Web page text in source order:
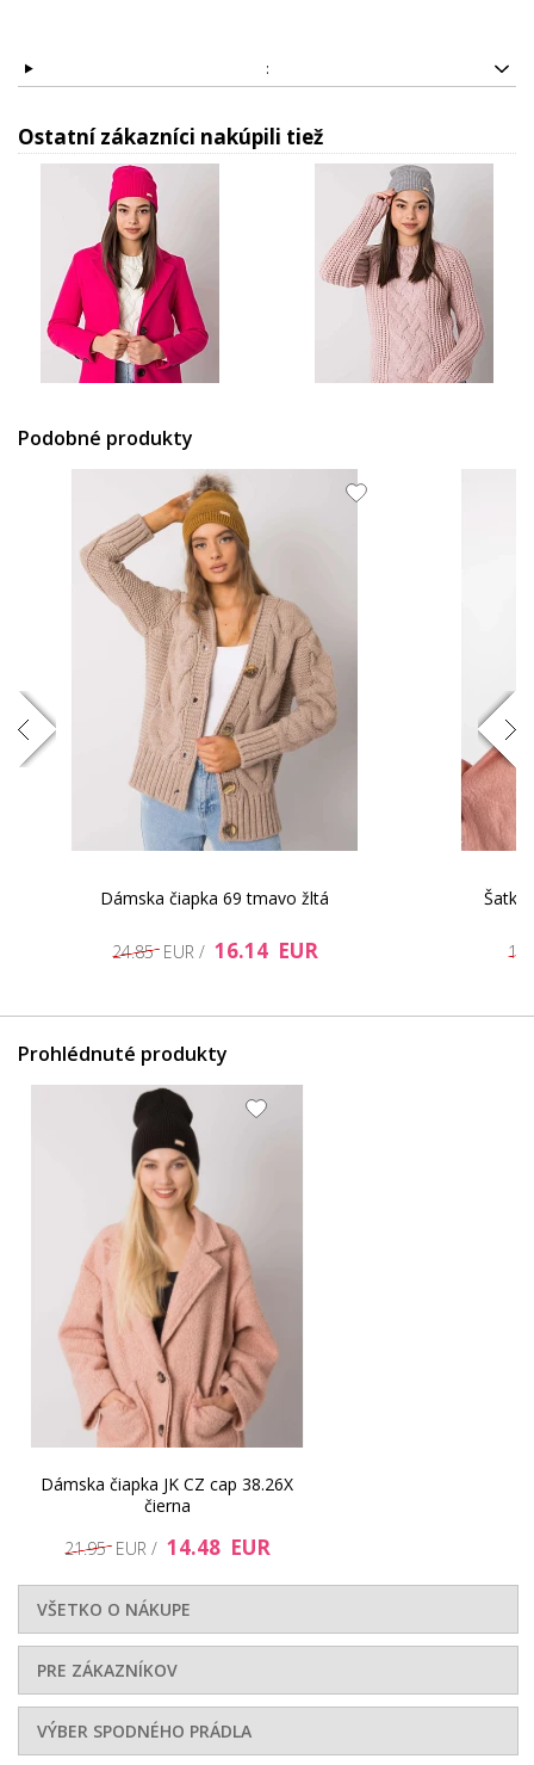
:
Ostatní zákazníci nakúpili tiež
14.48 EUR
Podobné produkty
Dámska čiapka 69 tmavo žltá
24.85 EUR / 16.14 EUR
Šatka
Prohlédnuté produkty
Dámska čiapka JK CZ cap 38.26X
čierna
21.95 EUR / 14.48 EUR
VŠETKO O NÁKUPE
PRE ZÁKAZNÍKOV
VÝBER SPODNÉHO PRÁDLA